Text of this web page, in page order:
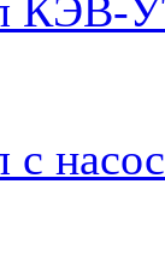
КЭВ-
с